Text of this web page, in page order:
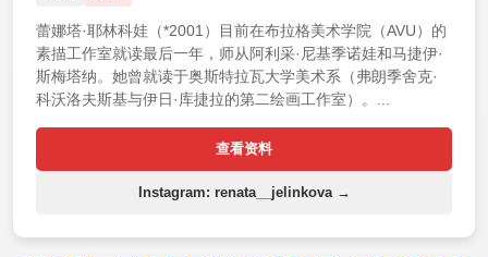
蕾娜塔·耶林科娃（*2001）目前在布拉格美术学院（AVU）的
素描工作室就读最后一年，师从阿利采·尼基季诺娃和马捷伊·
斯梅塔纳。她曾就读于奥斯特拉瓦大学美术系（弗朗季舍克·
科沃洛夫斯基与伊日·库捷拉的第二绘画工作室）。...
查看资料
Instagram: renata__jelinkova →